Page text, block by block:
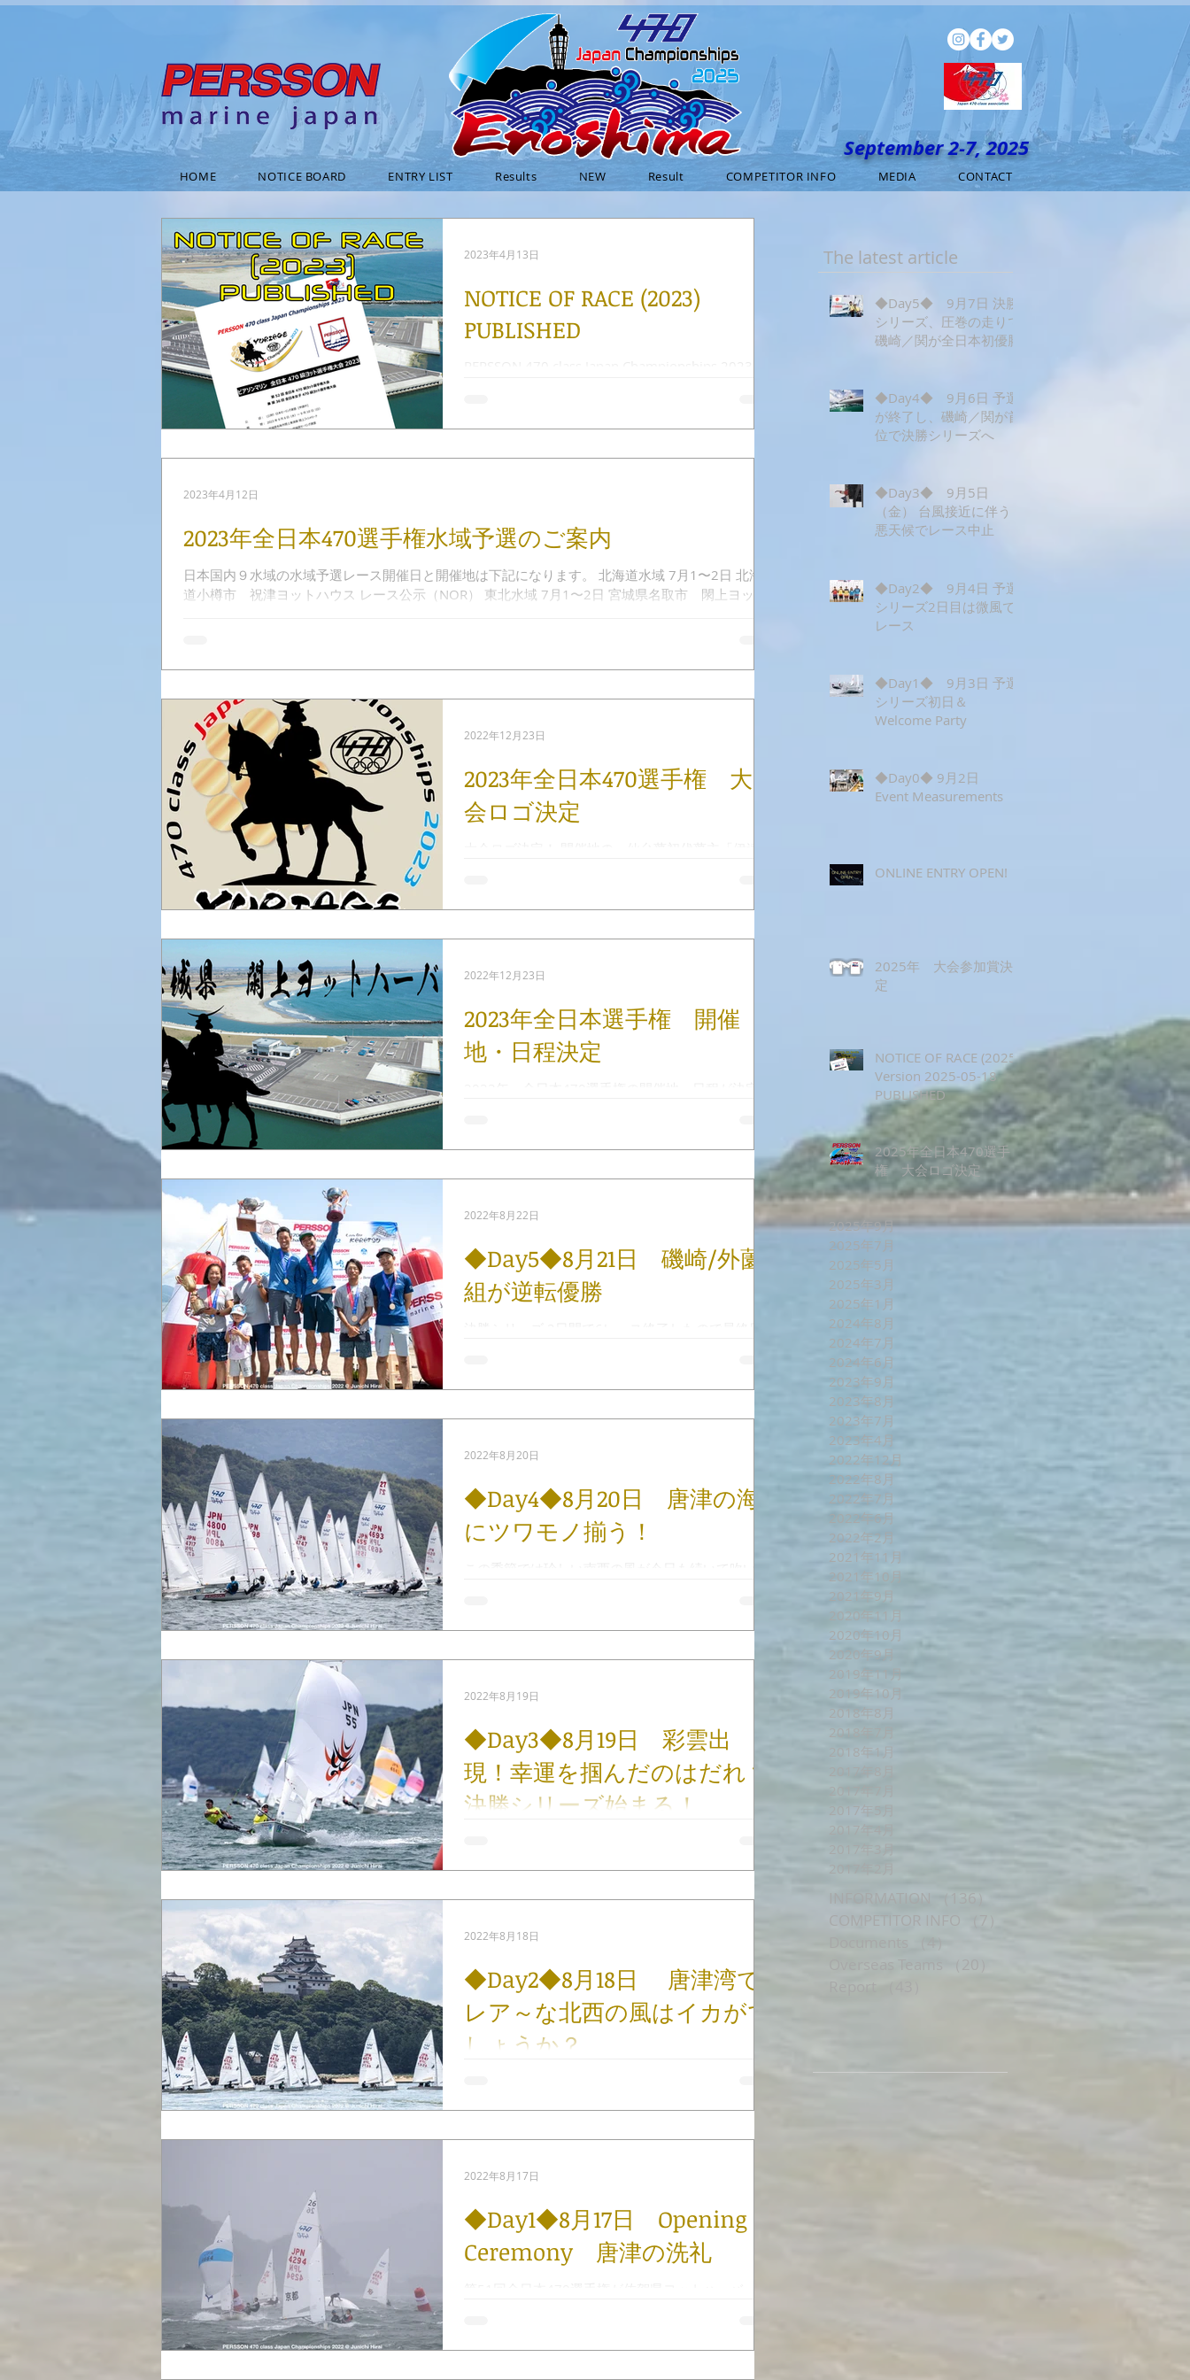
NOTICE OF RACE (2023)
PUBLISHED
2023 第 52 回 全日本 470 級ヨット選手権大会 兼
2023年4月13日
2023年全日本470選手権水域予選のご案内
日本国内９水域の水域予選レース開催日と開催地は下記になります。 北海道水域 7月1〜2日 北海
道小樽市 祝津ヨットハウス レース公示（NOR） 東北水域 7月1〜2日 宮城県名取市 閖上ヨット
2023年4月12日
2023年全日本470選手権 大
会ロゴ決定
2022年12月23日
2023年全日本選手権 開催
地・日程決定
会になります。
2022年12月23日
◆Day5◆8月21日 磯崎/外薗
組が逆転優勝
のは決勝シリーズの上位10艇のみです。 レース海
2022年8月22日
◆Day4◆8月20日 唐津の海
にツワモノ揃う！
この季節では珍しい南西の風が今日も続いて吹い
静さを持ち合わせた社会人が上位に多く入りまし
の風の中11:05にゴールドフリー...
2022年8月20日
◆Day3◆8月19日 彩雲出
現！幸運を掴んだのはだれ？
決勝シリーズ始まる！
この振れを上手くつかんだセールナンバーJPN55 吉
2022年8月19日
◆Day2◆8月18日 唐津湾で
レア～な北西の風はイカがで
しょうか？
く10:33にAP＋H旗を掲揚しハーバーバックしまし
艇しました。...
2022年8月18日
◆Day1◆8月17日 Opening
Ceremony 唐津の洗礼
ームが18艇となっています。 各水域の予選を勝ち
2022年8月17日
The latest article
◆Day5◆ 9月7日 決勝
シリーズ、圧巻の走りで
磯崎／関が全日本初優勝
◆Day4◆ 9月6日 予選
が終了し、磯崎／関が首
位で決勝シリーズへ
◆Day3◆ 9月5日
（金） 台風接近に伴う
悪天候でレース中止
◆Day2◆ 9月4日 予選
シリーズ2日目は微風で1
レース
◆Day1◆ 9月3日 予選
シリーズ初日＆
Welcome Party
◆Day0◆ 9月2日
Event Measurements
ONLINE ENTRY OPEN!
2025年 大会参加賞決
定
NOTICE OF RACE (2025)
Version 2025-05-18
PUBLISHED
2025年全日本470選手
権 大会ロゴ決定
2025年9月
2025年7月
2025年5月
2025年3月
2025年1月
2024年8月
2024年7月
2024年6月
2023年9月
2023年8月
2023年7月
2023年4月
2022年12月
2022年8月
2022年7月
2022年6月
2022年2月
2021年11月
2021年10月
2021年9月
2020年11月
2020年10月
2020年9月
2019年11月
2019年10月
2018年8月
2018年7月
2018年1月
2017年5月
2017年4月
2017年2月
INFORMATION （136）
COMPETITOR INFO
（7）
September 2-7, 2025
HOME NOTICE BOARD ENTRY LIST Results NEW Result COMPETITOR INFO MEDIA CONTACT